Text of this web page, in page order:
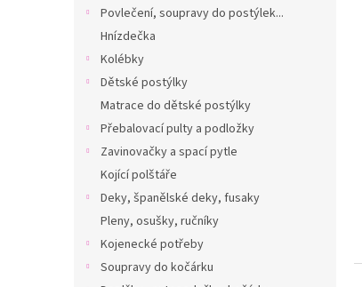
Povlečení, soupravy do postýlek...
Hnízdečka
Kolébky
Dětské postýlky
Matrace do dětské postýlky
Přebalovací pulty a podložky
Zavinovačky a spací pytle
Kojící polštáře
Deky, španělské deky, fusaky
Pleny, osušky, ručníky
Kojenecké potřeby
Soupravy do kočárku